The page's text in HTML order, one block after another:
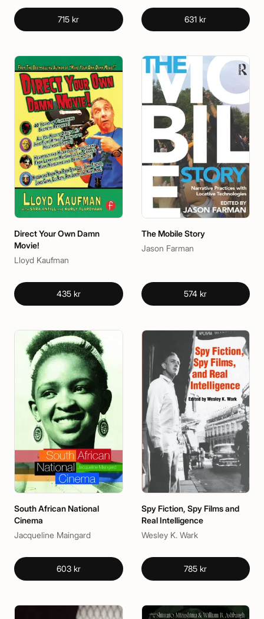
715 kr 631 kr
Direct Your Own Damn
Movie!
Lloyd Kaufman
435 kr
The Mobile Story
Jason Farman
574 kr
South African National
Cinema
Jacqueline Maingard
603 kr
Spy Fiction, Spy Films and
Real Intelligence
Wesley K. Wark
785 kr